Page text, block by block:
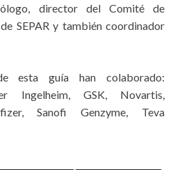
director del Comité de
SEPAR y también coordinador
esta guía han colaborado:
Ingelheim, GSK, Novartis,
Sanofi Genzyme, Teva